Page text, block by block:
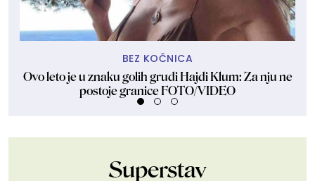
BEZ KOČNICA
Ovo leto je u znaku golih grudi Hajdi Klum: Za nju ne
postoje granice FOTO/VIDEO
Superstav